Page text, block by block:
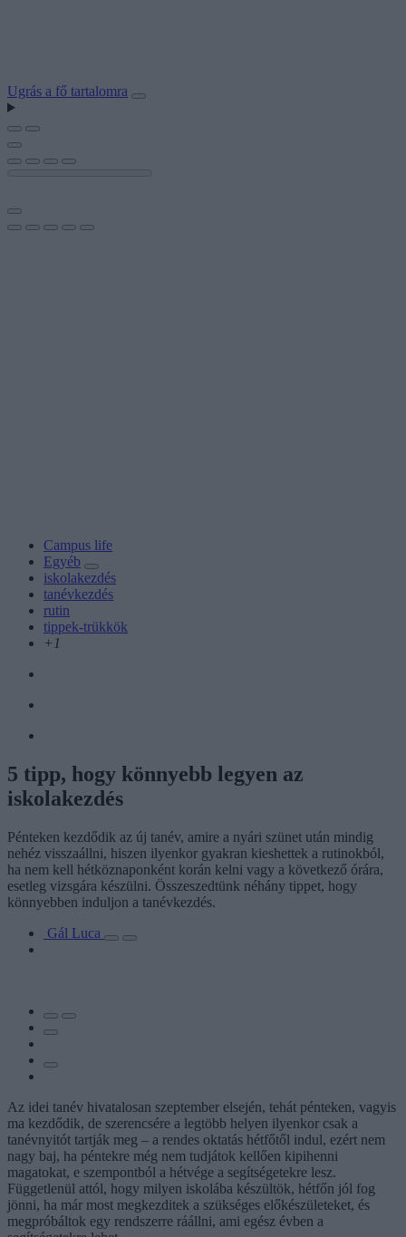
Ugrás a fő tartalomra
Campus life
Egyéb
iskolakezdés
tanévkezdés
rutin
tippek-trükkök
+1
5 tipp, hogy könnyebb legyen az
iskolakezdés
Pénteken kezdődik az új tanév, amire a nyári szünet után mindig
nehéz visszaállni, hiszen ilyenkor gyakran kieshettek a rutinokból,
ha nem kell hétköznaponként korán kelni vagy a következő órára,
esetleg vizsgára készülni. Összeszedtünk néhány tippet, hogy
könnyebben induljon a tanévkezdés.
Gál Luca
Az idei tanév hivatalosan szeptember elsején, tehát pénteken, vagyis
ma kezdődik, de szerencsére a legtöbb helyen ilyenkor csak a
tanévnyitót tartják meg – a rendes oktatás hétfőtől indul, ezért nem
nagy baj, ha péntekre még nem tudjátok kellően kipihenni
magatokat, e szempontból a hétvége a segítségetekre lesz.
Függetlenül attól, hogy milyen iskolába készültök, hétfőn jól fog
jönni, ha már most megkezditek a szükséges előkészületeket, és
megpróbáltok egy rendszerre ráállni, ami egész évben a